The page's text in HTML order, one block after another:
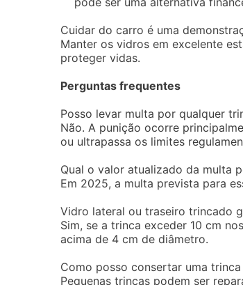
Cuidar do carro é uma
Manter os vidros em excelente
proteger vidas.
Perguntas frequentes
Posso levar multa por qualquer
Não. A punição ocorre
ou ultrapassa os limites
Qual o valor atualizado da multa
Em 2025, a multa prevista para
Vidro lateral ou traseiro trincado
Sim, se a trinca exceder 10 cm
acima de 4 cm de diâmetro.
Como posso consertar uma
Pequenas trincas podem ser